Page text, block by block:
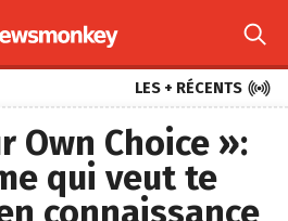

LES + RÉCENTS 
Own Choice »:
qui veut te
connaissance